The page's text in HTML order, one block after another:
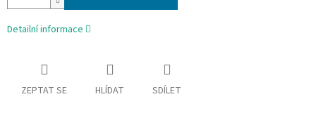
Detailní informace
ZEPTAT SE HLÍDAT SDÍLET